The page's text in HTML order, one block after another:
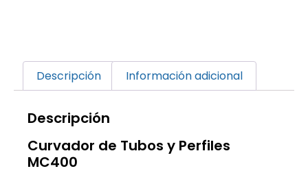
Descripción Información adicional
Descripción
Curvador de Tubos y Perfiles
MC400